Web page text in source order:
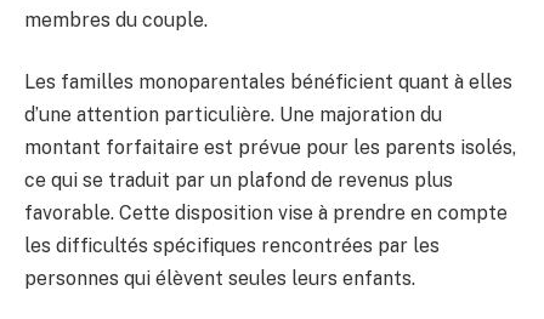
membres du couple.
Les familles monoparentales bénéficient quant à elles
d’une attention particulière. Une majoration du
montant forfaitaire est prévue pour les parents isolés,
ce qui se traduit par un plafond de revenus plus
favorable. Cette disposition vise à prendre en compte
les difficultés spécifiques rencontrées par les
personnes qui élèvent seules leurs enfants.